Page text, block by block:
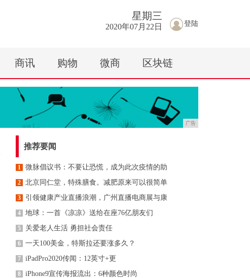
登陆
星期三
2020年07月22日
商讯 购物 微商 区块链
广告
推荐要闻
1 微脉倡议书：不要让恐慌，成为此次疫情的助
2 北京同仁堂，特殊膳食。减肥原来可以很简单
3 引领健康产业直播浪潮，广州直播电商展与康
4 地球：一首《凉凉》送给在座76亿朋友们
5 关爱老人生活 勇担社会责任
6 一天100美金，特斯拉还要涨多久？
7 iPadPro2020传闻：12英寸+更
8 iPhone9宣传海报流出：6种颜色时尚